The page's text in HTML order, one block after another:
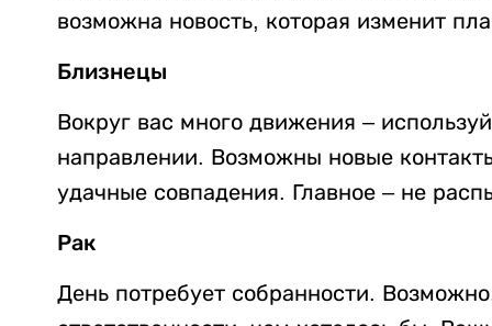
возможна новость, которая изменит
Близнецы
Вокруг вас много движения –
направлении. Возможны новые
удачные совпадения. Главное – не
Рак
День потребует собранности.